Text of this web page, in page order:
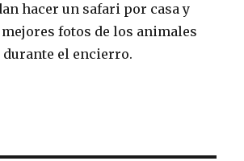
hacer un safari por casa y
fotos de los animales
durante el encierro.